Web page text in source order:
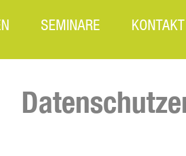
SEMINARE KONTAKT